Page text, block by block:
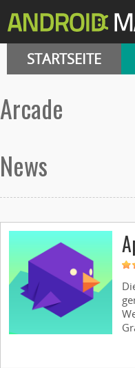
STARTSEITE
Arcade
News